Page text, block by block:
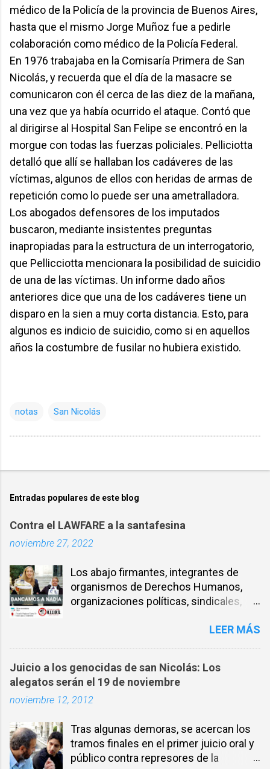
médico de la Policía de la provincia de Buenos Aires,
hasta que el mismo Jorge Muñoz fue a pedirle
colaboración como médico de la Policía Federal.
En 1976 trabajaba en la Comisaría Primera de San
Nicolás, y recuerda que el día de la masacre se
comunicaron con él cerca de las diez de la mañana,
una vez que ya había ocurrido el ataque. Contó que
al dirigirse al Hospital San Felipe se encontró en la
morgue con todas las fuerzas policiales. Pelliciotta
detalló que allí se hallaban los cadáveres de las
víctimas, algunos de ellos con heridas de armas de
repetición como lo puede ser una ametralladora.
Los abogados defensores de los imputados
buscaron, mediante insistentes preguntas
inapropiadas para la estructura de un interrogatorio,
que Pellicciotta mencionara la posibilidad de suicidio
de una de las víctimas. Un informe dado años
anteriores dice que una de los cadáveres tiene un
disparo en la sien a muy corta distancia. Esto, para
algunos es indicio de suicidio, como si en aquellos
años la costumbre de fusilar no hubiera existido.
notas San Nicolás
Entradas populares de este blog
Contra el LAWFARE a la santafesina
noviembre 27, 2022
Los abajo firmantes, integrantes de
organismos de Derechos Humanos,
organizaciones políticas, sindicales,
nuestra solidaridad con la compañera
juicios por delitos de Lesa Humanidad
en Santa Fe y militante incansable por
la Memoria, la verdad y la Justicia. El 26
ilegalmente las oficinas del Ministerio
de Seguridad de la provincia de Santa
Fe, implicando a algunxs trabajadorxs,
LEER MÁS
Juicio a los genocidas de san Nicolás: Los
alegatos serán el 19 de noviembre
noviembre 12, 2012
Tras algunas demoras, se acercan los
tramos finales en el primer juicio oral y
público contra represores de la